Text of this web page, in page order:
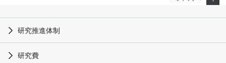
研究推進体制
研究費